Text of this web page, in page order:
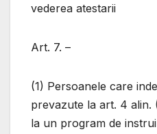
vederea atestarii
Art. 7. –
(1) Persoanele care
prevazute la art. 4 alin.
la un program de